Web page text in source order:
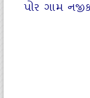
પોર ગામ